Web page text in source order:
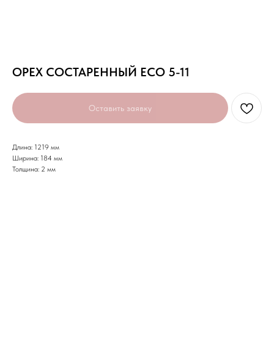
ОРЕХ СОСТАРЕННЫЙ ECO 5-11
Оставить заявку
Длина: 1219 мм
Ширина: 184 мм
Толщина: 2 мм